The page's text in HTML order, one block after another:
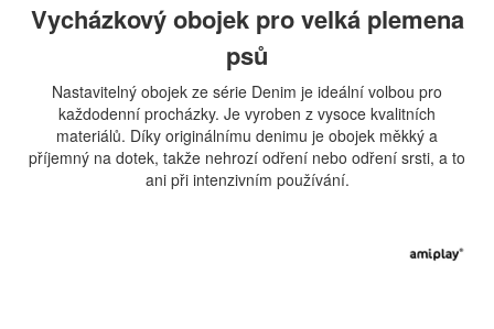
Vycházkový obojek pro velká plemena
psů
Nastavitelný obojek ze série Denim je ideální volbou pro
každodenní procházky. Je vyroben z vysoce kvalitních
materiálů. Díky originálnímu denimu je obojek měkký a
příjemný na dotek, takže nehrozí odření nebo odření srsti, a to
ani při intenzivním používání.